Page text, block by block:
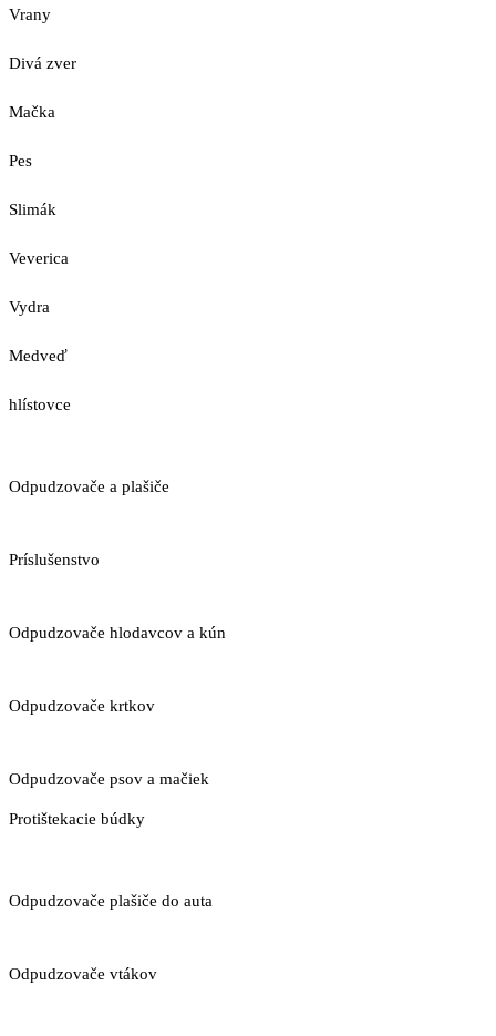
Vrany
Divá zver
Mačka
Pes
Slimák
Veverica
Vydra
Medveď
hlístovce
Odpudzovače a plašiče
Príslušenstvo
Odpudzovače hlodavcov a kún
Odpudzovače krtkov
Odpudzovače psov a mačiek
Protištekacie búdky
Odpudzovače plašiče do auta
Odpudzovače vtákov